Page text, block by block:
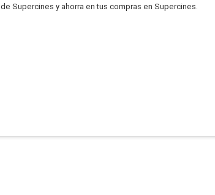
de Supercines y ahorra en tus compras en Supercines.